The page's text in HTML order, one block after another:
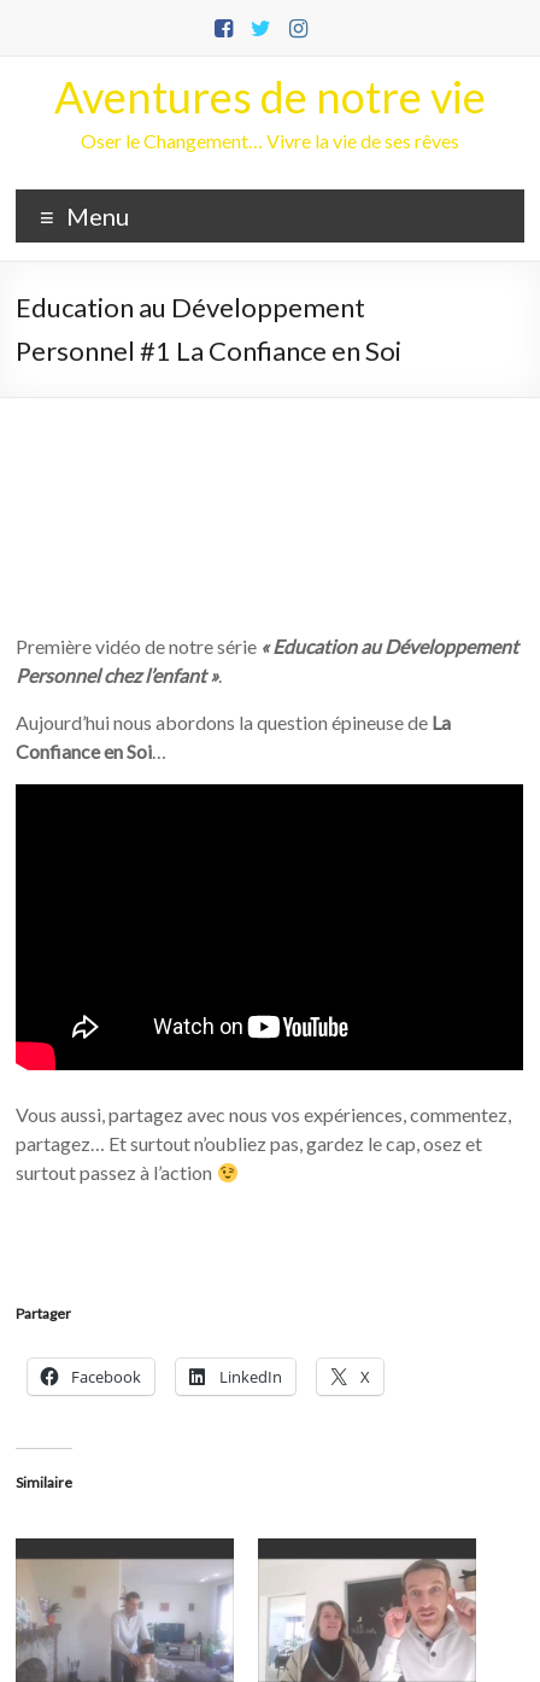
Aventures de notre vie
Oser le Changement… Vivre la vie de ses rêves
Menu
Education au Développement
Personnel #1 La Confiance en Soi
Première vidéo de notre série « Education au Développement
Personnel chez l’enfant ».
Aujourd’hui nous abordons la question épineuse de La
Confiance en Soi…
Vous aussi, partagez avec nous vos expériences, commentez,
partagez… Et surtout n’oubliez pas, gardez le cap, osez et
surtout passez à l’action
Partager
Facebook LinkedIn X
Similaire